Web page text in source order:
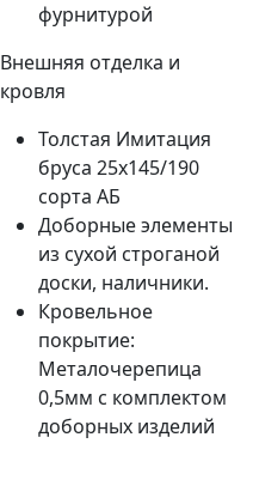
фурнитурой
Внешняя отделка и
кровля
Толстая Имитация
бруса 25х145/190
сорта АБ
Доборные элементы
из сухой строганой
доски, наличники.
Кровельное
покрытие:
Металочерепица
0,5мм с комплектом
доборных изделий